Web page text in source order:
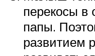
перекосы
папы.
развитием